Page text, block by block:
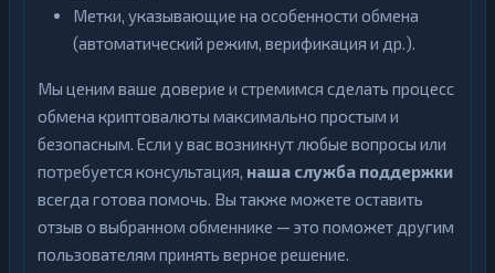
Метки, указывающие на особенности обмена
(автоматический режим, верификация и др.).
Мы ценим ваше доверие и стремимся сделать процесс
обмена криптовалюты максимально простым и
безопасным. Если у вас возникнут любые вопросы или
потребуется консультация, наша служба поддержки
всегда готова помочь. Вы также можете оставить
отзыв о выбранном обменнике — это поможет другим
пользователям принять верное решение.